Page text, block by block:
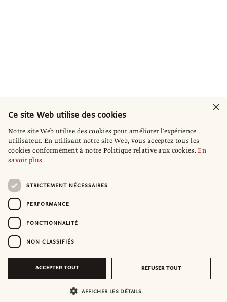
×
Ce site Web utilise des cookies
Notre site Web utilise des cookies pour améliorer l'expérience
utilisateur. En utilisant notre site Web, vous acceptez tous les
cookies conformément à notre Politique relative aux cookies.En
savoir plus
STRICTEMENT NÉCESSAIRES
PERFORMANCE
FONCTIONNALITÉ
NON CLASSIFIÉS
ACCEPTER TOUT REFUSER TOUT
AFFICHER LES DÉTAILS